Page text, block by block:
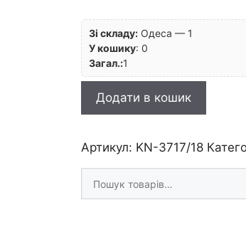
Зі складу: Одеса — 1
У кошику: 0
Загал.:1
Набір
кол.олівців."Mondeluz"
i-
18кол
у
Додати в кошик
Артикул: KN-3717/18
Шукати
товари